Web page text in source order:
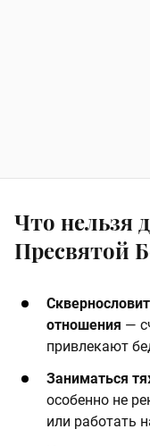
Что нельзя
Пресвятой
отношения —
привлекают
Заниматься
особенно не
или работать